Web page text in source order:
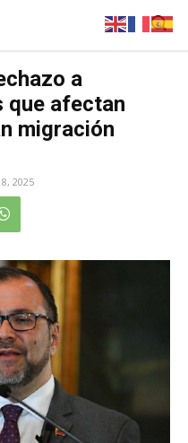
a
que afectan
migración
2025